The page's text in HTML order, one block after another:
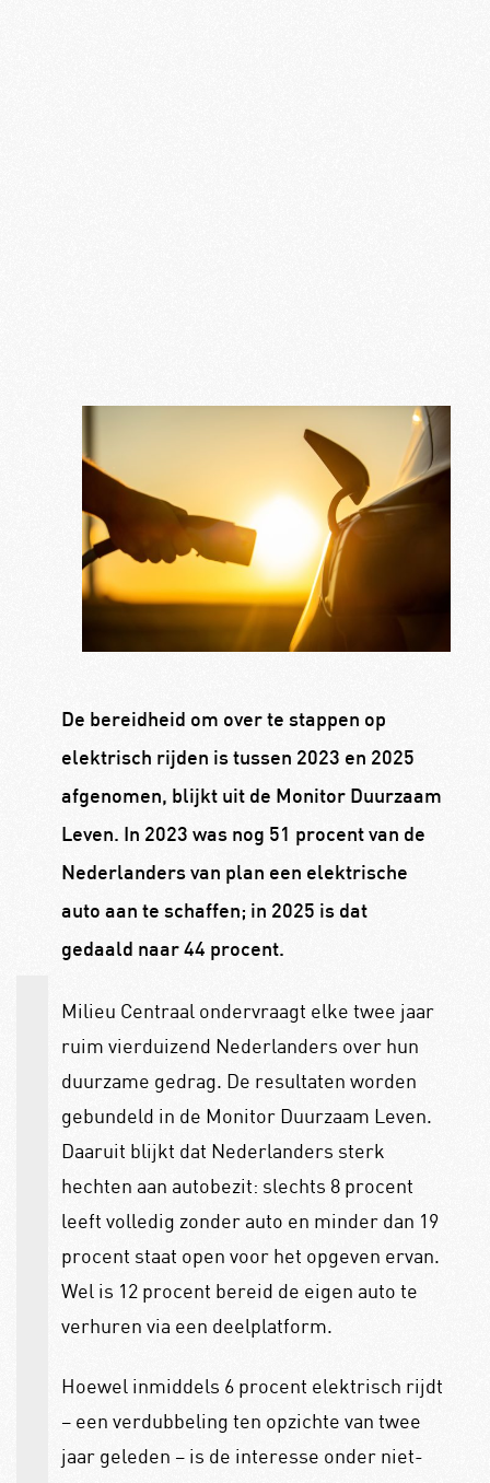
De bereidheid om over te stappen op
elektrisch rijden is tussen 2023 en 2025
afgenomen, blijkt uit de Monitor Duurzaam
Leven. In 2023 was nog 51 procent van de
Nederlanders van plan een elektrische
auto aan te schaffen; in 2025 is dat
gedaald naar 44 procent.
Milieu Centraal ondervraagt elke twee jaar
ruim vierduizend Nederlanders over hun
duurzame gedrag. De resultaten worden
gebundeld in de Monitor Duurzaam Leven.
Daaruit blijkt dat Nederlanders sterk
hechten aan autobezit: slechts 8 procent
leeft volledig zonder auto en minder dan 19
procent staat open voor het opgeven ervan.
Wel is 12 procent bereid de eigen auto te
verhuren via een deelplatform.
Hoewel inmiddels 6 procent elektrisch rijdt
– een verdubbeling ten opzichte van twee
jaar geleden – is de interesse onder niet-